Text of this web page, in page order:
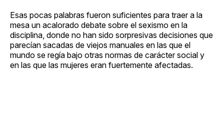
Esas pocas palabras fueron suficientes para traer a la
mesa un acalorado debate sobre el sexismo en la
disciplina, donde no han sido sorpresivas decisiones que
parecían sacadas de viejos manuales en las que el
mundo se regía bajo otras normas de carácter social y
en las que las mujeres eran fuertemente afectadas.